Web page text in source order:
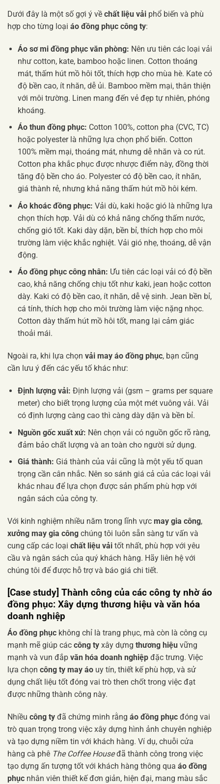
Dưới đây là một số gợi ý về chất liệu vải phổ biến và phù
hợp cho từng loại áo đồng phục công ty:
Áo sơ mi đồng phục văn phòng: Nên ưu tiên các loại vải
như cotton, kate, bamboo hoặc linen. Cotton thoáng
mát, thấm hút mồ hôi tốt, thích hợp cho mùa hè. Kate có
độ bền cao, ít nhăn, dễ ủi. Bamboo mềm mại, thân thiện
với môi trường. Linen mang đến vẻ đẹp tự nhiên, phóng
khoáng.
Áo thun đồng phục: Cotton 100%, cotton pha (CVC, TC)
hoặc polyester là những lựa chọn phổ biến. Cotton
100% mềm mại, thoáng mát, nhưng dễ nhăn và co rút.
Cotton pha khắc phục được nhược điểm này, đồng thời
tăng độ bền cho áo. Polyester có độ bền cao, ít nhăn,
giá thành rẻ, nhưng khả năng thấm hút mồ hôi kém.
Áo khoác đồng phục: Vải dù, kaki hoặc gió là những lựa
chọn thích hợp. Vải dù có khả năng chống thấm nước,
chống gió tốt. Kaki dày dặn, bền bỉ, thích hợp cho môi
trường làm việc khắc nghiệt. Vải gió nhẹ, thoáng, dễ vận
động.
Áo đồng phục công nhân: Ưu tiên các loại vải có độ bền
cao, khả năng chống chịu tốt như kaki, jean hoặc cotton
dày. Kaki có độ bền cao, ít nhăn, dễ vệ sinh. Jean bền bỉ,
cá tính, thích hợp cho môi trường làm việc nặng nhọc.
Cotton dày thấm hút mồ hôi tốt, mang lại cảm giác
thoải mái.
Ngoài ra, khi lựa chọn vải may áo đồng phục, bạn cũng
cần lưu ý đến các yếu tố khác như:
Định lượng vải: Định lượng vải (gsm – grams per square
meter) cho biết trọng lượng của một mét vuông vải. Vải
có định lượng càng cao thì càng dày dặn và bền bỉ.
Nguồn gốc xuất xứ: Nên chọn vải có nguồn gốc rõ ràng,
đảm bảo chất lượng và an toàn cho người sử dụng.
Giá thành: Giá thành của vải cũng là một yếu tố quan
trọng cần cân nhắc. Nên so sánh giá cả của các loại vải
khác nhau để lựa chọn được sản phẩm phù hợp với
ngân sách của công ty.
Với kinh nghiệm nhiều năm trong lĩnh vực may gia công,
xưởng may gia công chúng tôi luôn sẵn sàng tư vấn và
cung cấp các loại chất liệu vải tốt nhất, phù hợp với yêu
cầu và ngân sách của quý khách hàng. Hãy liên hệ với
chúng tôi để được hỗ trợ và báo giá chi tiết.
[Case study] Thành công của các công ty nhờáo
đồng phục: Xây dựng thương hiệu và văn hóa
doanh nghiệp
Áo đồng phục không chỉ là trang phục, mà còn là công cụ
mạnh mẽ giúp các công ty xây dựng thương hiệu vững
mạnh và vun đắp văn hóa doanh nghiệp đặc trưng. Việc
lựa chọn công ty may áo uy tín, thiết kế phù hợp, và sử
dụng chất liệu tốt đóng vai trò then chốt trong việc đạt
được những thành công này.
Nhiều công ty đã chứng minh rằng áo đồng phục đóng vai
trò quan trọng trong việc xây dựng hình ảnh chuyên nghiệp
và tạo dựng niềm tin với khách hàng. Ví dụ, chuỗi cửa
hàng cà phê The Coffee Houseđã thành công trong việc
tạo dựng ấn tượng tốt với khách hàng thông qua áo đồng
phục nhân viên thiết kế đơn giản, hiện đại, mang màu sắc